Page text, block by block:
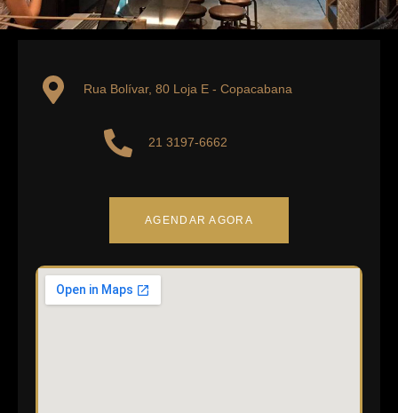
Rua Bolívar, 80 Loja E - Copacabana
21 3197-6662
AGENDAR AGORA